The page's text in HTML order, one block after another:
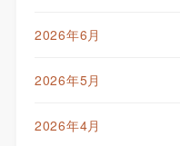
2026年6月
2026年5月
2026年4月